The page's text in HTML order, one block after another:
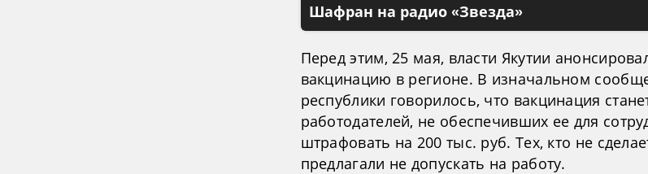
Шафран на радио «Звезда»
Перед этим, 25 мая, власти Якутии
вакцинацию в регионе. В изначальном
республики говорилось, что вакцинация
работодателей, не обеспечивших ее для
штрафовать на 200 тыс. руб. Тех, кто не
предлагали не допускать на работу.